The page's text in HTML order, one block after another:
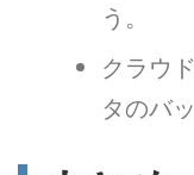
う。
クラウ
タのバ